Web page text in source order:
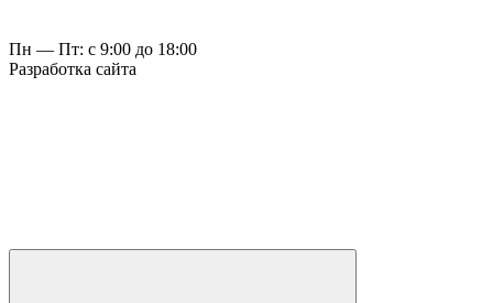
Пн — Пт: с 9:00 до 18:00
Разработка сайта